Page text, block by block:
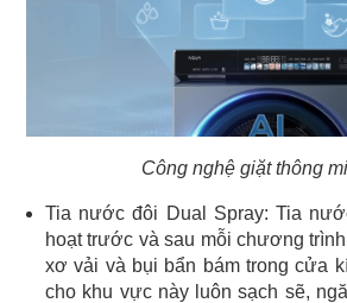
Công nghệ giặt thông
Tia nước đôi Dual Spray: Tia
hoạt trước và sau mỗi chương
xơ vải và bụi bẩn bám trong cửa
cho khu vực này luôn sạch sẽ,